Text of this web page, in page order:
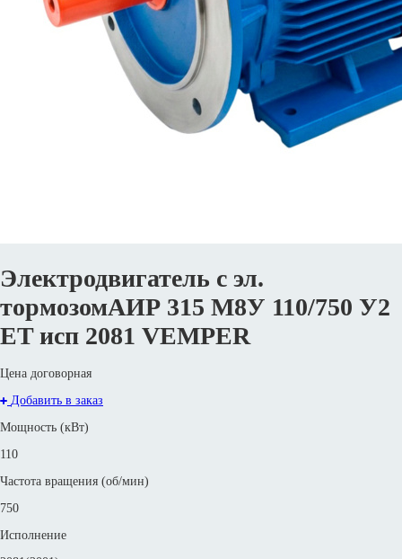
Электродвигатель с эл.
тормозомАИР 315 М8У 110/750 У2
ET исп 2081 VEMPER
Цена договорная
Добавить в заказ
Мощность (кВт)
110
Частота вращения (об/мин)
750
Исполнение